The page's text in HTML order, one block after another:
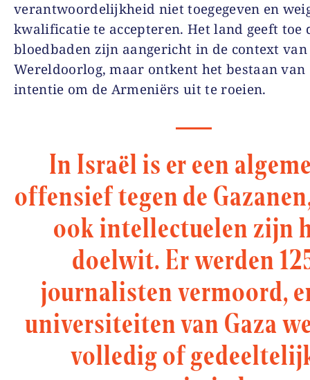
verantwoordelijkheid niet toegegeven en
kwalificatie te accepteren. Het land geeft toe
bloedbaden zijn aangericht in de context van
Wereldoorlog, maar ontkent het bestaan van
intentie om de Armeniërs uit te roeien.
In Israël is er een
offensief tegen de
ook intellectuelen zijn
doelwit. Er werden
journalisten vermoord,
universiteiten van Gaza
volledig of